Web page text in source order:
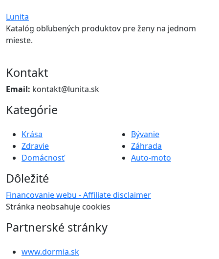
Lunita
Katalóg obľubených produktov pre ženy na jednom
mieste.
Kontakt
Email: kontakt@lunita.sk
Kategórie
Krása
Zdravie
Domácnosť
Bývanie
Záhrada
Auto-moto
Dôležité
Financovanie webu - Affiliate disclaimer
Stránka neobsahuje cookies
Partnerské stránky
www.dormia.sk